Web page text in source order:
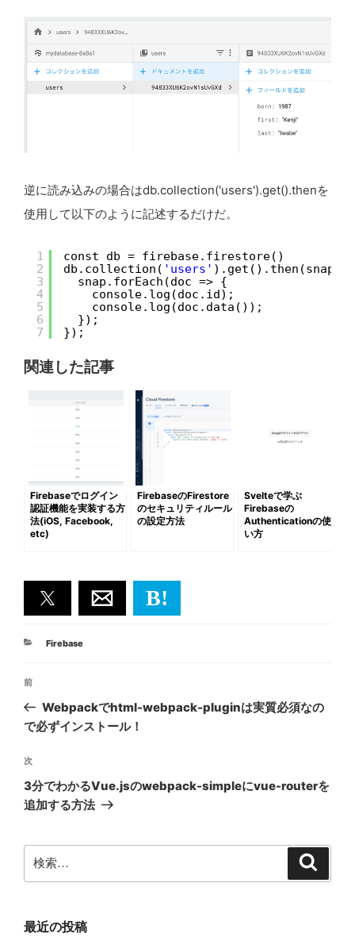
逆に読み込みの場合はdb.collection('users').get().thenを
使用して以下のように記述するだけだ。
1
2
3
4
5
6
7
const db = firebase.firestore()
db.collection( 'users' ).get().then(snap
snap.forEach(doc => {
console.log(doc.id);
console.log(doc.data());
});
});
関連した記事
Firebaseでログイン
認証機能を実装する方
法(iOS, Facebook,
etc)
FirebaseのFirestore
のセキュリティルール
の設定方法
Svelteで学ぶ
Firebaseの
Authenticationの使
い方
B!
カ
Firebase
投
ナ
ゲ
ー
シ
ン
前
の
投
前
Webpackでhtml-webpack-pluginは実質必須なの
で必ずインストール！
次
の
投
次
3分でわかるVue.jsのwebpack-simpleにvue-routerを
追加する方法
索:
最近の投稿